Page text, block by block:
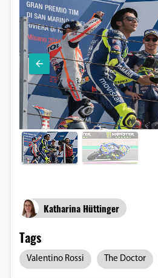
Katharina Hüttinger
Tags
Valentino Rossi The Doctor